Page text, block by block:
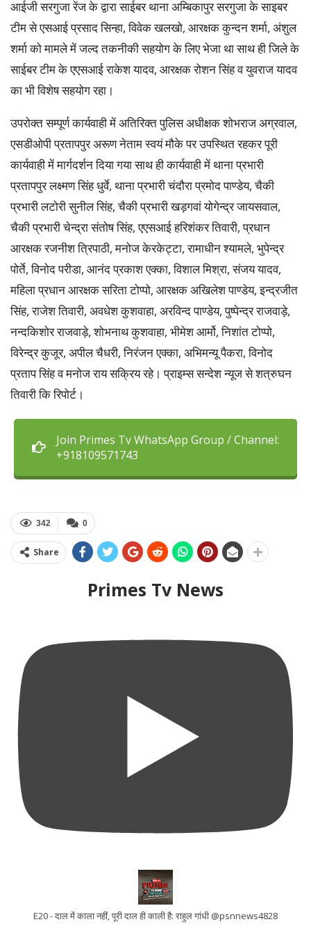
आईजी सरगुजा रेंज के द्वारा साईबर थाना अम्बिकापुर सरगुजा के साइबर
टीम से एसआई प्रसाद सिन्हा, विवेक खलखो, आरक्षक कुन्दन शर्मा, अंशुल
शर्मा को मामले में जल्द तकनीकी सहयोग के लिए भेजा था साथ ही जिले के
साईबर टीम के एएसआई राकेश यादव, आरक्षक रोशन सिंह व युवराज यादव
का भी विशेष सहयोग रहा।
उपरोक्त सम्पूर्ण कार्यवाही में अतिरिक्त पुलिस अधीक्षक शोभराज अग्रवाल,
एसडीओपी प्रतापपुर अरूण नेताम स्वयं मौके पर उपस्थित रहकर पूरी
कार्यवाही में मार्गदर्शन दिया गया साथ ही कार्यवाही में थाना प्रभारी
प्रतापपुर लक्ष्मण सिंह धुर्वे, थाना प्रभारी चंदौरा प्रमोद पाण्डेय, चैकी
प्रभारी लटोरी सुनील सिंह, चैकी प्रभारी खड़गवां योगेन्द्र जायसवाल,
चैकी प्रभारी चेन्द्रा संतोष सिंह, एएसआई हरिशंकर तिवारी, प्रधान
आरक्षक रजनीश त्रिपाठी, मनोज केरकेट्टा, रामाधीन श्यामले, भुपेन्द्र
पोर्ते, विनोद परीडा, आनंद प्रकाश एक्का, विशाल मिश्रा, संजय यादव,
महिला प्रधान आरक्षक सरिता टोप्पो, आरक्षक अखिलेश पाण्डेय, इन्द्रजीत
सिंह, राजेश तिवारी, अवधेश कुशवाहा, अरविन्द पाण्डेय, पुष्पेन्द्र राजवाड़े,
नन्दकिशोर राजवाड़े, शोभनाथ कुशवाहा, भीमेश आर्मो, निशांत टोप्पो,
विरेन्द्र कुजूर, अपील चैधरी, निरंजन एक्का, अभिमन्यू पैकरा, विनोद
प्रताप सिंह व मनोज राय सक्रिय रहे। प्राइम्स सन्देश न्यूज से शत्रुघन
तिवारी कि रिपोर्ट।
Join Primes Tv WhatsApp Group / Channel:
+918109571743
0
342
Share
Primes Tv News
E20 - दाल में काला नहीं, पूरी दाल ही काली है: राहुल गांधी @psnnews4828